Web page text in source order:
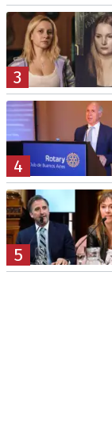
3
4
5